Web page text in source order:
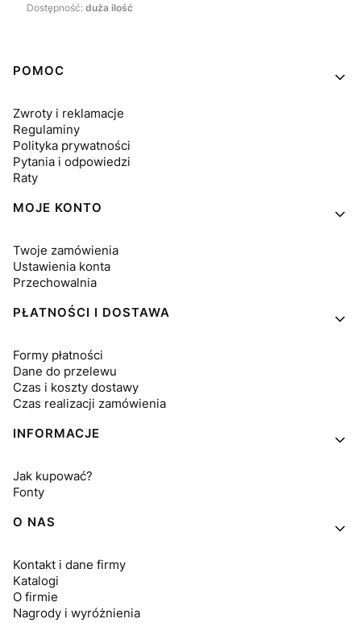
Dostępność: duża ilość
Linki w stopce
POMOC
Zwroty i reklamacje
Regulaminy
Polityka prywatności
Pytania i odpowiedzi
Raty
MOJE KONTO
Twoje zamówienia
Ustawienia konta
Przechowalnia
PŁATNOŚCI I DOSTAWA
Formy płatności
Dane do przelewu
Czas i koszty dostawy
Czas realizacji zamówienia
INFORMACJE
Jak kupować?
Fonty
O NAS
Kontakt i dane firmy
Katalogi
O firmie
Nagrody i wyróżnienia